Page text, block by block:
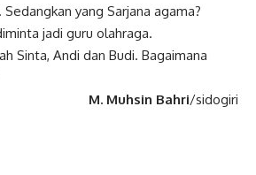
yang Sarjana agama?
jadi guru olahraga.
Sinta, Andi dan Budi. Bagaimana
M. Muhsin Bahri/sidogiri